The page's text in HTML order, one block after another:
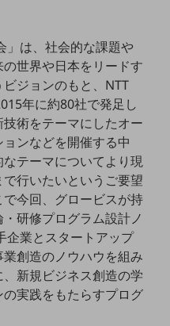
」は、社会的な課題や
世界や日本をリードす
ジョンのもと、NTT
年に約80社で発足し
術をテーマにしたオー
ンなどを開催する中
テーマについてより現
行いたいというご要望
今回、グロービスが持
研修プログラム設計ノ
企業とスタートアップ
創造のノウハウを組み
新規ビジネス創造の学
実践をもたらすプログ